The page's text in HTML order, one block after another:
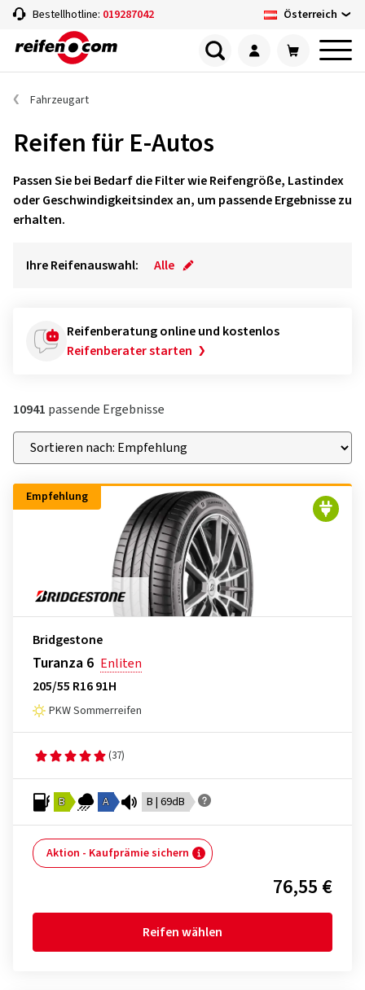
Bestellhotline: 019287042 Österreich
Fahrzeugart
Reifen für E-Autos
Passen Sie bei Bedarf die Filter wie Reifengröße, Lastindex
oder Geschwindigkeitsindex an, um passende Ergebnisse zu
erhalten.
Ihre Reifenauswahl: Alle
Reifenberatung online und kostenlos
Reifenberater starten
10941 passende Ergebnisse
Empfehlung
Bridgestone
Turanza 6 Enliten
205/55 R16 91H
PKW Sommerreifen
(37)
B A B | 69dB
Aktion - Kaufprämie sichern
76,55 €
Reifen wählen